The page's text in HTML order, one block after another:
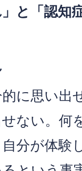
」と「認知
に思い出
ない。何
分が体験